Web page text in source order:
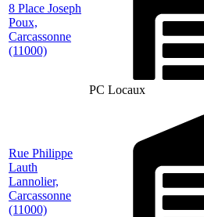
8 Place Joseph
Poux,
Carcassonne
(11000)
PC Locaux
Rue Philippe
Lauth
Lannolier,
Carcassonne
(11000)